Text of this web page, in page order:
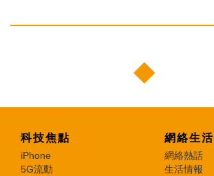
科技焦點
iPhone
5G流動
網絡生活
網絡熱話
生活情報